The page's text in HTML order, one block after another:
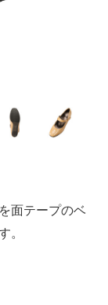
面テープのベ
。